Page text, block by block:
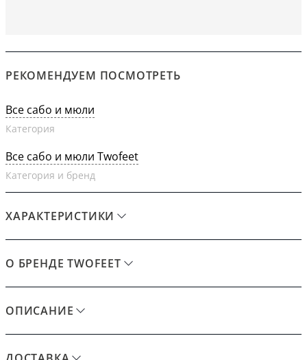
РЕКОМЕНДУЕМ ПОСМОТРЕТЬ
Все сабо и мюли
Категория
Все сабо и мюли Twofeet
Категория и бренд
ХАРАКТЕРИСТИКИ
О БРЕНДЕ TWOFEET
ОПИСАНИЕ